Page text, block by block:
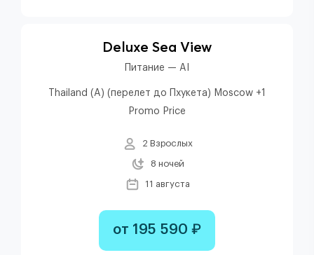
Deluxe Sea View
Питание — AI
Thailand (A) (перелет до Пхукета) Moscow +1
Promo Price
2 Взрослых
8 ночей
11 августа
от 195 590 ₽